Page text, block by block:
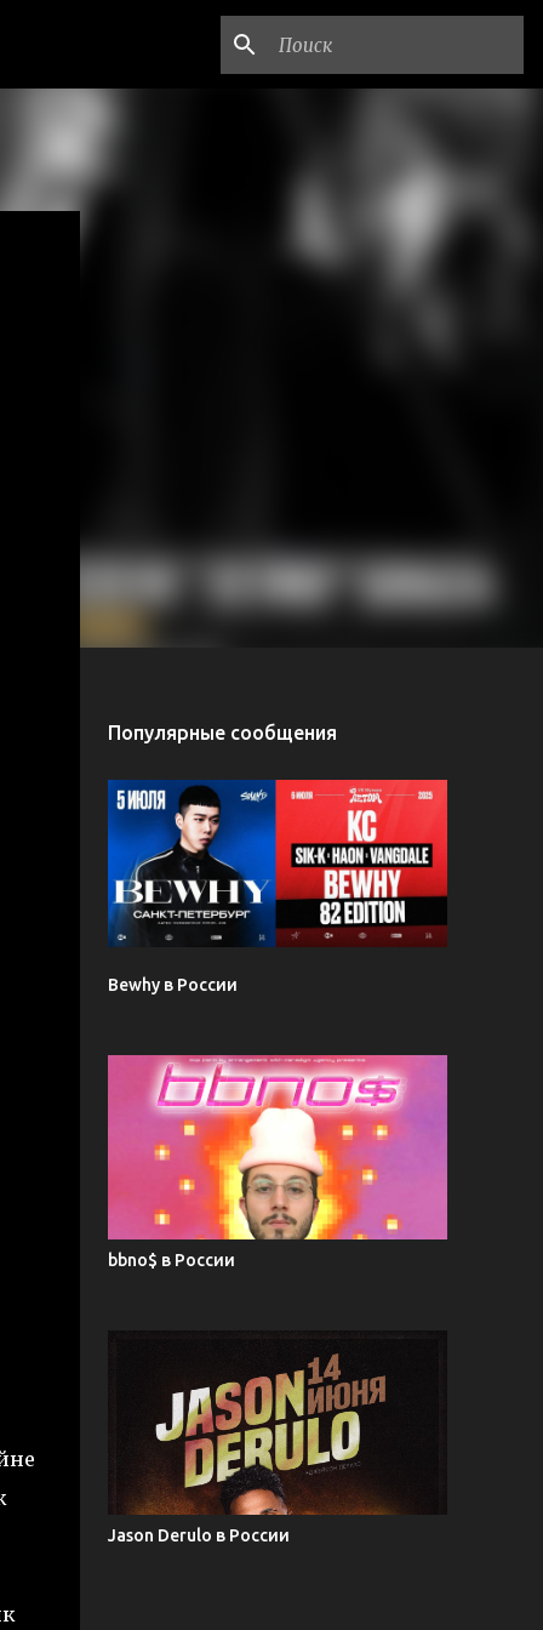
Популярные сообщения
Bewhy в России
bbno$ в России
Jason Derulo в России